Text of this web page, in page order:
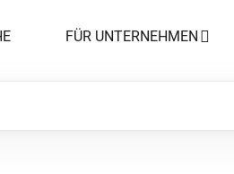
FÜR UNTERNEHMEN